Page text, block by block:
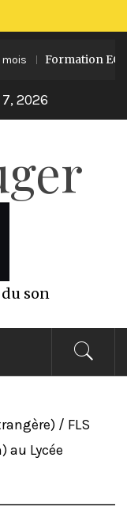
Formation ECO
2026
son
/ FLS
au Lycée